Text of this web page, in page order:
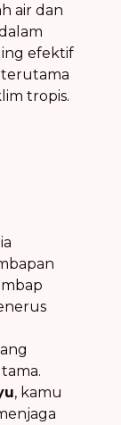
air dan
efektif
terutama
tropis.
, kamu